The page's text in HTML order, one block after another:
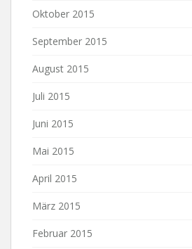
Oktober 2015
September 2015
August 2015
Juli 2015
Juni 2015
Mai 2015
April 2015
März 2015
Februar 2015